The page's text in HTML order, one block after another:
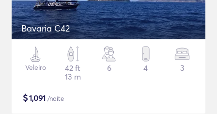
Bavaria C42
Veleiro
42 ft
13 m
6 4 3
$1,091 /noite